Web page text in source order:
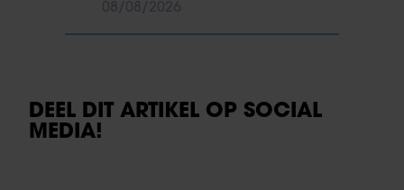
DEEL DIT ARTIKEL OP SOCIAL
MEDIA!